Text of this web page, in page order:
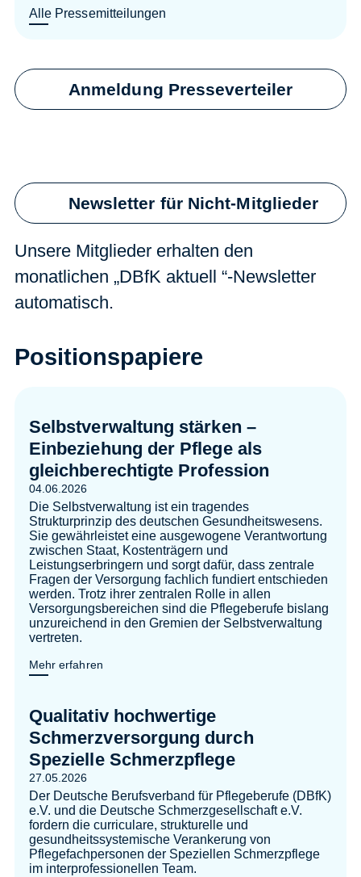
Alle Pressemitteilungen
Anmeldung Presseverteiler
Newsletter für Nicht-Mitglieder
Unsere Mitglieder erhalten den
monatlichen „DBfK aktuell “-Newsletter
automatisch.
Positionspapiere
Selbstverwaltung stärken –
Einbeziehung der Pflege als
gleichberechtigte Profession
04.06.2026
Die Selbstverwaltung ist ein tragendes
Strukturprinzip des deutschen Gesundheitswesens.
Sie gewährleistet eine ausgewogene Verantwortung
zwischen Staat, Kostenträgern und
Leistungserbringern und sorgt dafür, dass zentrale
Fragen der Versorgung fachlich fundiert entschieden
werden. Trotz ihrer zentralen Rolle in allen
Versorgungsbereichen sind die Pflegeberufe bislang
unzureichend in den Gremien der Selbstverwaltung
vertreten.
Mehr erfahren
Qualitativ hochwertige
Schmerzversorgung durch
Spezielle Schmerzpflege
27.05.2026
Der Deutsche Berufsverband für Pflegeberufe (DBfK)
e.V. und die Deutsche Schmerzgesellschaft e.V.
fordern die curriculare, strukturelle und
gesundheitssystemische Verankerung von
Pflegefachpersonen der Speziellen Schmerzpflege
im interprofessionellen Team.